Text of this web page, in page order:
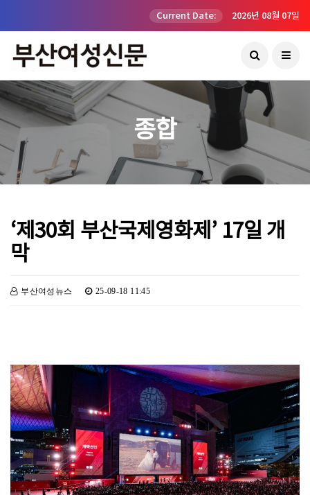
Current Date: 2026년 08월 07일
종합
‘제30회 부산국제영화제’ 17일 개
막
부산여성뉴스 25-09-18 11:45